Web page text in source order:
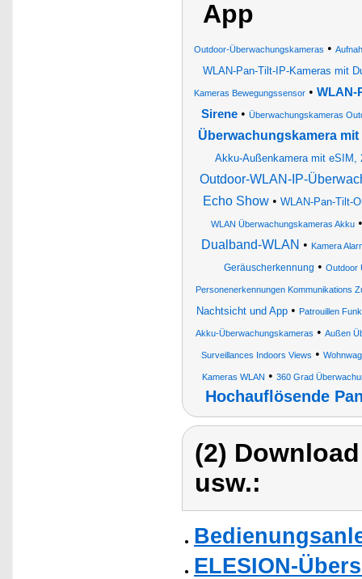
App
Outdoor-Überwachungskameras •
WLAN-Pan-Tilt-IP-Kameras mit
Kameras Bewegungssensor • WLAN-
Sirene • Überwachungskameras
Überwachungskamera
Akku-Außenkamera mit eSIM,
Outdoor-WLAN-IP-
Echo Show• WLAN-Pan-Tilt-
WLAN Überwachungskameras Akku
Dualband-WLAN • Kamera
Geräuscherkennung • Outdoor
Personenerkennungen Kommunikations
Nachtsicht und App • Patrouillen
Akku-Überwachungskameras • Außen
Surveillances Indoors Views •
Kameras WLAN • 360 Grad
Hochauflösende
(2)
usw.:
ELESION-